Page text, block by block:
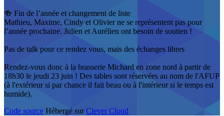
🍻 Fin de l’année et changement de liste
Mathieu, Maxime, Cindy et Olivier ne se représentent pas pour
l’année prochaine. Julien et Aurélien ont besoin de soutien !
Pas de talk pour ce rendez vous, mais des échanges libres
Rendez-vous donc à la brasserie Michard en zone nord à partir de
18h30 le jeudi 23 juin ! Des tables sont réservées au nom de l'AFUP
(à l'extérieur si par chance il fait beau ou à l'intérieur si le temps est
humide).
Code source Hébergé surClever Cloud